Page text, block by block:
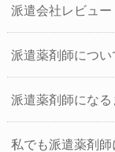
派遣会社レビュー
派遣薬剤師につい
派遣薬剤師にな
私でも派遣薬剤師